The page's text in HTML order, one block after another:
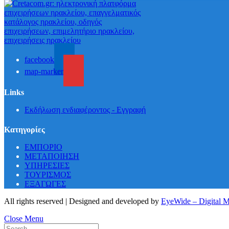
facebook
map-marker
Links
Εκδήλωση ενδιαφέροντος - Εγγραφή
Κατηγορίες
ΕΜΠΟΡΙΟ
ΜΕΤΑΠΟΙΗΣΗ
ΥΠΗΡΕΣΙΕΣ
ΤΟΥΡΙΣΜΟΣ
ΕΞΑΓΩΓΕΣ
All rights reserved | Designed and developed by EyeWide – Digital
Close Menu